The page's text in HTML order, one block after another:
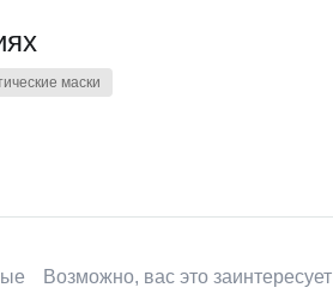
маски
Возможно, вас это заинтересует